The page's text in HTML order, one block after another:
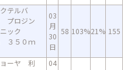
テルバ
プロジン
ニック
３５０ｍ
03
月
30
日
58 103%21% 155
ーヤ 利
04